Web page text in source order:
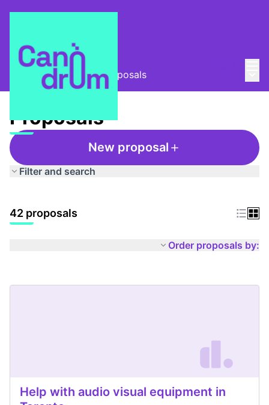
Taula Comunitària / Proposals
Proposals
New proposal
Filter and search
42 proposals
Order proposals by:
Help with audio visual equipment in